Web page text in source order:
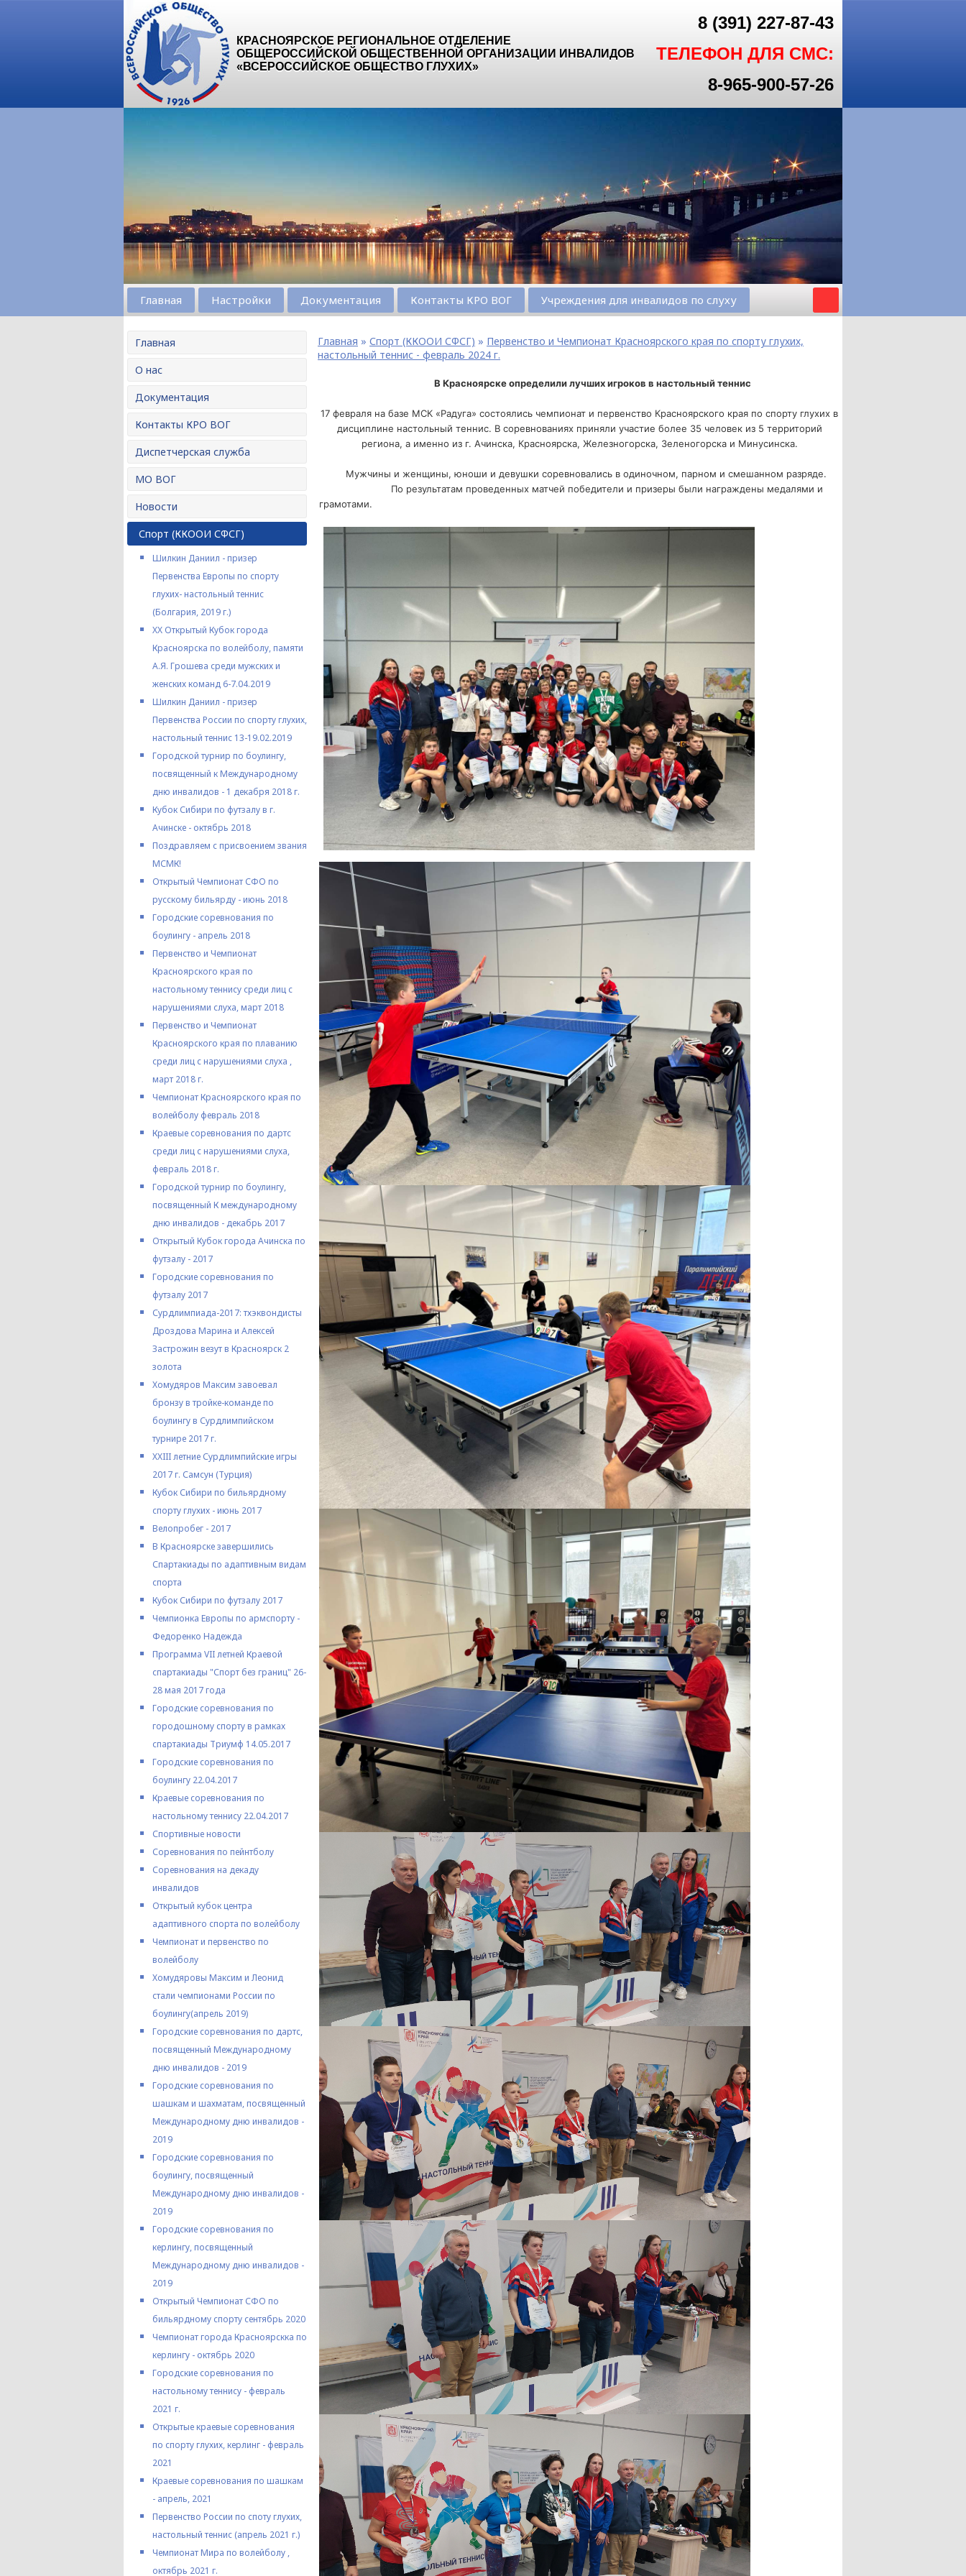
КРАСНОЯРСКОЕ РЕГИОНАЛЬНОЕ ОТДЕЛЕНИЕ
ОБЩЕРОССИЙСКОЙ ОБЩЕСТВЕННОЙ ОРГАНИЗАЦИИ ИНВАЛИДОВ
«ВСЕРОССИЙСКОЕ ОБЩЕСТВО ГЛУХИХ»
8 (391) 227-87-43
ТЕЛЕФОН ДЛЯ СМС:
8-965-900-57-26
Главная Настройки Документация Контакты КРО ВОГ Учреждения для инвалидов по слуху
Главная
О нас
Документация
Контакты КРО ВОГ
Диспетчерская служба
МО ВОГ
Новости
Спорт (ККООИ СФСГ)
Шилкин Даниил - призер
Первенства Европы по спорту
глухих- настольный теннис
(Болгария, 2019 г.)
XX Открытый Кубок города
Красноярска по волейболу, памяти
А.Я. Грошева среди мужских и
женских команд 6-7.04.2019
Шилкин Даниил - призер
Первенства России по спорту глухих,
настольный теннис 13-19.02.2019
Городской турнир по боулингу,
посвященный к Международному
дню инвалидов - 1 декабря 2018 г.
Кубок Сибири по футзалу в г.
Ачинске - октябрь 2018
Поздравляем с присвоением звания
МСМК!
Открытый Чемпионат СФО по
русскому бильярду - июнь 2018
Городские соревнования по
боулингу - апрель 2018
Первенство и Чемпионат
Красноярского края по
настольному теннису среди лиц с
нарушениями слуха, март 2018
Первенство и Чемпионат
Красноярского края по плаванию
среди лиц с нарушениями слуха ,
март 2018 г.
Чемпионат Красноярского края по
волейболу февраль 2018
Краевые соревнования по дартс
среди лиц с нарушениями слуха,
февраль 2018 г.
Городской турнир по боулингу,
посвященный К международному
дню инвалидов - декабрь 2017
Открытый Кубок города Ачинска по
футзалу - 2017
Городские соревнования по
футзалу 2017
Сурдлимпиада-2017: тхэквондисты
Дроздова Марина и Алексей
Застрожин везут в Красноярск 2
золота
Хомудяров Максим завоевал
бронзу в тройке-команде по
боулингу в Сурдлимпийском
турнире 2017 г.
XXIII летние Сурдлимпийские игры
2017 г. Самсун (Турция)
Кубок Сибири по бильярдному
спорту глухих - июнь 2017
Велопробег - 2017
В Красноярске завершились
Спартакиады по адаптивным видам
спорта
Кубок Сибири по футзалу 2017
Чемпионка Европы по армспорту -
Федоренко Надежда
Программа VII летней Краевой
спартакиады "Спорт без границ" 26-
28 мая 2017 года
Городские соревнования по
городошному спорту в рамках
спартакиады Триумф 14.05.2017
Городские соревнования по
боулингу 22.04.2017
Краевые соревнования по
настольному теннису 22.04.2017
Спортивные новости
Соревнования по пейнтболу
Соревнования на декаду
инвалидов
Открытый кубок центра
адаптивного спорта по волейболу
Чемпионат и первенство по
волейболу
Хомудяровы Максим и Леонид
стали чемпионами России по
боулингу(апрель 2019)
Городские соревнования по дартс,
посвященный Международному
дню инвалидов - 2019
Городские соревнования по
шашкам и шахматам, посвященный
Международному дню инвалидов -
2019
Городские соревнования по
боулингу, посвященный
Международному дню инвалидов -
2019
Городские соревнования по
керлингу, посвященный
Международному дню инвалидов -
2019
Открытый Чемпионат СФО по
бильярдному спорту сентябрь 2020
Чемпионат города Красноярскка по
керлингу - октябрь 2020
Городские соревнования по
настольному теннису - февраль
2021 г.
Открытые краевые соревнования
по спорту глухих, керлинг - февраль
2021
Краевые соревнования по шашкам
- апрель, 2021
Первенство России по споту глухих,
настольный теннис (апрель 2021 г.)
Чемпионат Мира по волейболу ,
октябрь 2021 г.
Главная » Спорт (ККООИ СФСГ) » Первенство и Чемпионат Красноярского края по спорту глухих,
настольный теннис - февраль 2024 г.
В Красноярске определили лучших игроков в настольный теннис
17 февраля на базе МСК «Радуга» состоялись чемпионат и первенство Красноярского края по спорту глухих в
дисциплине настольный теннис. В соревнованиях приняли участие более 35 человек из 5 территорий
региона, а именно из г. Ачинска, Красноярска, Железногорска, Зеленогорска и Минусинска.
Мужчины и женщины, юноши и девушки соревновались в одиночном, парном и смешанном разряде.
По результатам проведенных матчей победители и призеры были награждены медалями и
грамотами.